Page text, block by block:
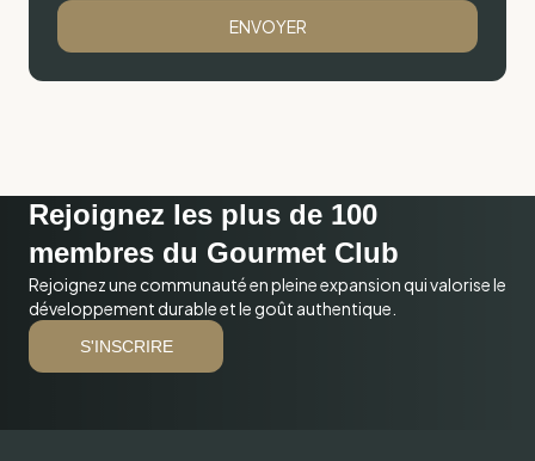
Rejoignez les plus de 100
membres du Gourmet Club
Rejoignez une communauté en pleine expansion qui valorise le
développement durable et le goût authentique.
S'INSCRIRE